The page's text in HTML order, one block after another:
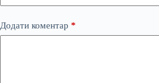
Додати коментар *